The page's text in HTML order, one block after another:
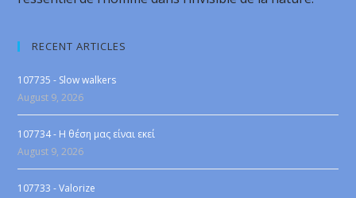
RECENT ARTICLES
107735 - Slow walkers
August 9, 2026
107734 - Η θέση μας είναι εκεί
August 9, 2026
107733 - Valorize